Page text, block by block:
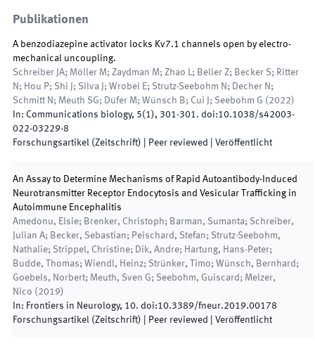
Publikationen
A benzodiazepine activator locks Kv7.1 channels open by electro-
mechanical uncoupling.
Schreiber JA; Möller M; Zaydman M; Zhao L; Beller Z; Becker S; Ritter
N; Hou P; Shi J; Silva J; Wrobel E; Strutz-Seebohm N; Decher N;
Schmitt N; Meuth SG; Düfer M; Wünsch B; Cui J; Seebohm G ( 2022)
In: Communications biology, 5(1), 301-301. doi:10.1038/s42003-
022-03229-8
Forschungsartikel (Zeitschrift) | Peer reviewed Veröffentlicht
An Assay to Determine Mechanisms of Rapid Autoantibody-Induced
Neurotransmitter Receptor Endocytosis and Vesicular Trafficking in
Autoimmune Encephalitis
Amedonu, Elsie; Brenker, Christoph; Barman, Sumanta; Schreiber,
Julian A; Becker, Sebastian; Peischard, Stefan; Strutz-Seebohm,
Nathalie; Strippel, Christine; Dik, Andre; Hartung, Hans-Peter;
Budde, Thomas; Wiendl, Heinz; Strünker, Timo; Wünsch, Bernhard;
Goebels, Norbert; Meuth, Sven G; Seebohm, Guiscard; Melzer,
Nico ( 2019)
In: Frontiers in Neurology, 10. doi:10.3389/fneur.2019.00178
Forschungsartikel (Zeitschrift) | Peer reviewed Veröffentlicht